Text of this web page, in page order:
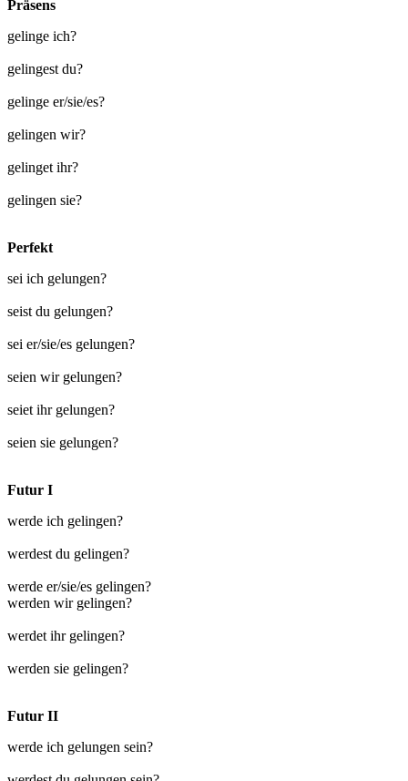
Präsens
gelinge ich?
gelingest du?
gelinge er/sie/es?
gelingen wir?
gelinget ihr?
gelingen sie?
Perfekt
sei ich gelungen?
seist du gelungen?
sei er/sie/es gelungen?
seien wir gelungen?
seiet ihr gelungen?
seien sie gelungen?
Futur I
werde ich gelingen?
werdest du gelingen?
werde er/sie/es gelingen?
werden wir gelingen?
werdet ihr gelingen?
werden sie gelingen?
Futur II
werde ich gelungen sein?